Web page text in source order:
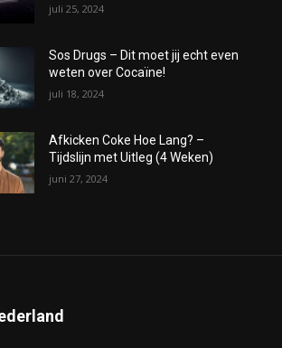
juli 25, 2024
Sos Drugs – Dit moet jij echt even
weten over Cocaïne!
juli 18, 2024
Afkicken Coke Hoe Lang? –
Tijdslijn met Uitleg (4 Weken)
juni 27, 2024